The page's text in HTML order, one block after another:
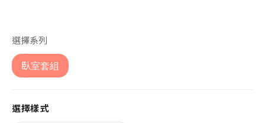
選擇系列
臥室套組
選擇樣式